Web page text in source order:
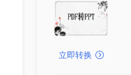
立即转换